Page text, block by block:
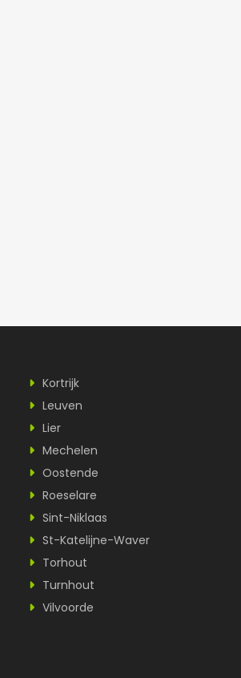
Kortrijk
Leuven
Lier
Mechelen
Oostende
Roeselare
Sint-Niklaas
St-Katelijne-Waver
Torhout
Turnhout
Vilvoorde